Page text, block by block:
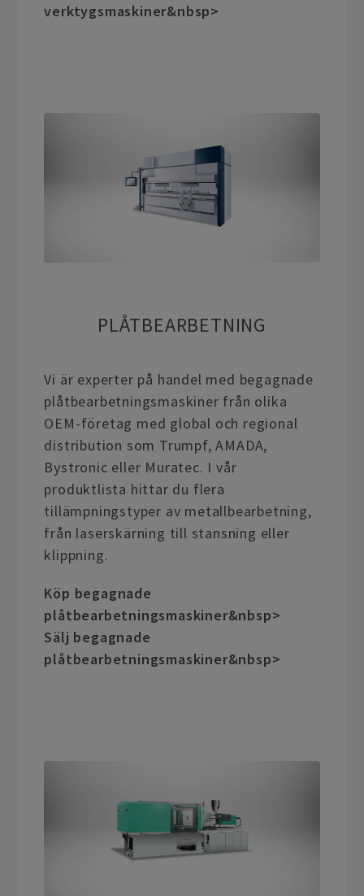
verktygsmaskiner&nbsp>
PLÅTBEARBETNING
Vi är experter på handel med begagnade
plåtbearbetningsmaskiner från olika
OEM-företag med global och regional
distribution som Trumpf, AMADA,
Bystronic eller Muratec. I vår
produktlista hittar du flera
tillämpningstyper av metallbearbetning,
från laserskärning till stansning eller
klippning.
Köp begagnade
plåtbearbetningsmaskiner&nbsp>
Sälj begagnade
plåtbearbetningsmaskiner&nbsp>